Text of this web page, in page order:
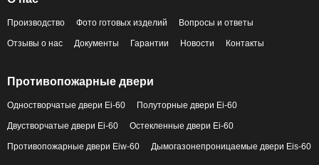
Производство Фото готовых изделий Вопросы и ответы
Отзывы о нас Документы Гарантии Новости Контакты
Противопожарные двери
Одностворчатые двери Ei-60 Полуторные двери Ei-60
Двустворчатые двери Ei-60 Остекленные двери Ei-60
Противопожарные двери Eiw-60 Дымогазонепроницаемые двери Eis-60